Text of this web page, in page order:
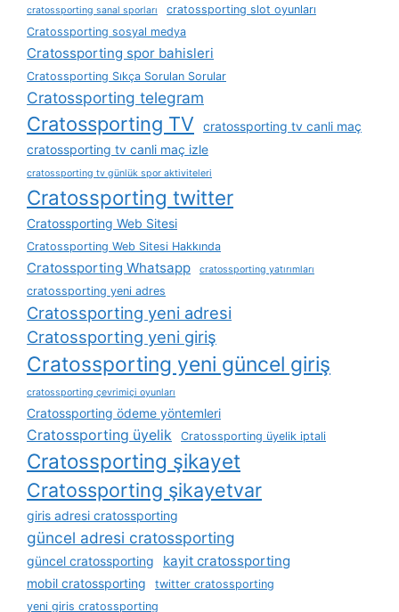
cratossporting sanal sporları
cratossporting slot oyunları
Cratossporting sosyal medya
Cratossporting spor bahisleri
Cratossporting Sıkça Sorulan Sorular
Cratossporting telegram
Cratossporting TV
cratossporting tv canli maç
cratossporting tv canli maç izle
cratossporting tv günlük spor aktiviteleri
Cratossporting twitter
Cratossporting Web Sitesi
Cratossporting Web Sitesi Hakkında
Cratossporting Whatsapp cratossporting yatırımları
cratossporting yeni adres
Cratossporting yeni adresi
Cratossporting yeni giriş
Cratossporting yeni güncel giriş
cratossporting çevrimiçi oyunları
Cratossporting ödeme yöntemleri
Cratossporting üyelik Cratossporting üyelik iptali
Cratossporting şikayet
Cratossporting şikayetvar
giris adresi cratossporting
güncel adresi cratossporting
güncel cratossporting kayit cratossporting
mobil cratossporting
twitter cratossporting
yeni giris cratossporting